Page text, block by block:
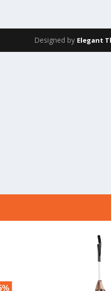
Designed by Elegant